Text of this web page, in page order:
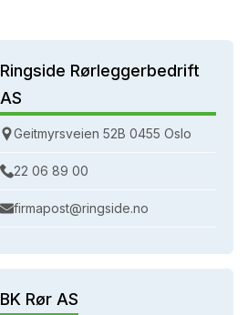
Ringside Rørleggerbedrift
AS
Geitmyrsveien 52B 0455 Oslo
22 06 89 00
firmapost@ringside.no
BK Rør AS